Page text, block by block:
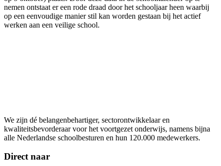
nemen ontstaat er een rode draad door het schooljaar heen waarbij
op een eenvoudige manier stil kan worden gestaan bij het actief
werken aan een veilige school.
We zijn dé belangenbehartiger, sectorontwikkelaar en
kwaliteitsbevorderaar voor het voortgezet onderwijs, namens bijna
alle Nederlandse schoolbesturen en hun 120.000 medewerkers.
Direct naar